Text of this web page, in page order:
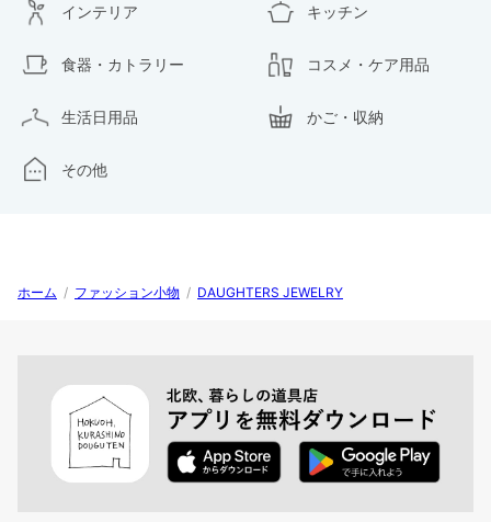
インテリア キッチン
食器・カトラリー コスメ・ケア用品
生活日用品 かご・収納
その他
ホーム / ファッション小物 / DAUGHTERS JEWELRY